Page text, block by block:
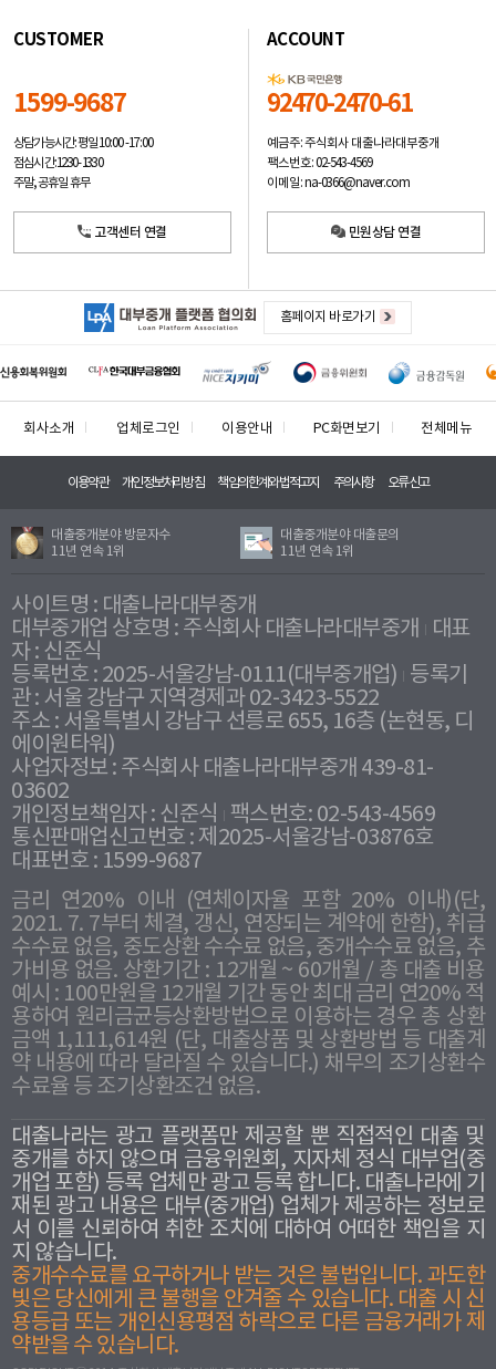
CUSTOMER
1599-9687
상담가능시간: 평일10:00 -17:00
점심시간: 12:30 - 13:30
주말, 공휴일 휴무
고객센터 연결
ACCOUNT
92470-2470-61
예금주: 주식회사 대출나라대부중개
팩스번호: 02-543-4569
이메일: na-0366@naver.com
민원상담 연결
홈페이지 바로가기
회사소개 업체로그인 이용안내 PC화면보기 전체메뉴
이용약관 개인정보처리방침 책임의한계와법적고지 주의사항 오류신고
대출중개분야 방문자수
11년 연속 1위
대출중개분야 대출문의
11년 연속 1위
사이트명 : 대출나라대부중개
대부중개업 상호명 : 주식회사 대출나라대부중개
대표
자 : 신준식
등록번호 : 2025-서울강남-0111(대부중개업) 등록기
관 : 서울 강남구 지역경제과 02-3423-5522
주소 : 서울특별시 강남구 선릉로 655, 16층 (논현동, 디
에이원타워)
사업자정보 : 주식회사 대출나라대부중개 439-81-
03602
개인정보책임자 : 신준식
팩스번호: 02-543-4569
통신판매업신고번호 : 제2025-서울강남-03876호
대표번호 : 1599-9687
금리 연20% 이내 (연체이자율 포함 20% 이내)(단,
2021. 7. 7부터 체결, 갱신, 연장되는 계약에 한함), 취급
수수료 없음, 중도상환 수수료 없음, 중개수수료 없음, 추
가비용 없음. 상환기간 : 12개월 ~ 60개월 / 총 대출 비용
예시 : 100만원을 12개월 기간 동안 최대 금리 연20% 적
용하여 원리금균등상환방법으로 이용하는 경우 총 상환
금액 1,111,614원 (단, 대출상품 및 상환방법 등 대출계
약 내용에 따라 달라질 수 있습니다.) 채무의 조기상환수
수료율 등 조기상환조건 없음.
대출나라는 광고 플랫폼만 제공할 뿐 직접적인 대출 및
중개를 하지 않으며 금융위원회, 지자체 정식 대부업(중
개업 포함) 등록 업체만 광고 등록 합니다. 대출나라에 기
재된 광고 내용은 대부(중개업) 업체가 제공하는 정보로
서 이를 신뢰하여 취한 조치에 대하여 어떠한 책임을 지
지 않습니다.
중개수수료를 요구하거나 받는 것은 불법입니다. 과도한
빛은 당신에게 큰 불행을 안겨줄 수 있습니다. 대출 시 신
용등급 또는 개인신용평점 하락으로 다른 금융거래가 제
약받을 수 있습니다.